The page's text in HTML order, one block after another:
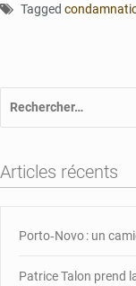
Tagged
Articles récents
Porto‑Novo : un
Patrice Talon prend